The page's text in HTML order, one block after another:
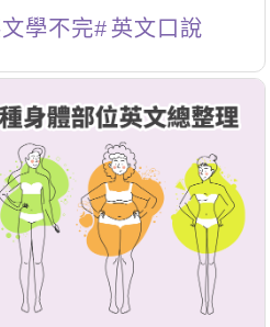
最自然的表達方式。
學不完 英文口說